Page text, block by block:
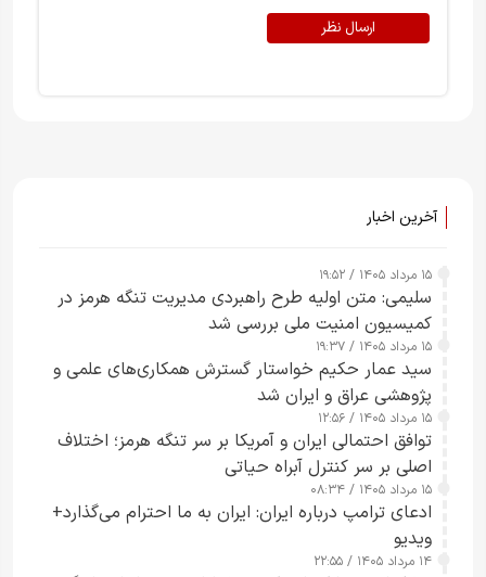
ارسال نظر
آخرین اخبار
۱۵ مرداد ۱۴۰۵ / ۱۹:۵۲
سلیمی: متن اولیه طرح راهبردی مدیریت تنگه هرمز در
کمیسیون امنیت ملی بررسی شد
۱۵ مرداد ۱۴۰۵ / ۱۹:۳۷
سید عمار حکیم خواستار گسترش همکاری‌های علمی و
پژوهشی عراق و ایران شد
۱۵ مرداد ۱۴۰۵ / ۱۲:۵۶
توافق احتمالی ایران و آمریکا بر سر تنگه هرمز؛ اختلاف
اصلی بر سر کنترل آبراه حیاتی
۱۵ مرداد ۱۴۰۵ / ۰۸:۳۴
ادعای ترامپ درباره ایران: ایران به ما احترام می‌گذارد+
ویدیو
۱۴ مرداد ۱۴۰۵ / ۲۲:۵۵